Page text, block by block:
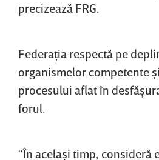
precizează FRG.
Federaţia respectă pe
organismelor competente
procesului aflat în
forul.
“În acelaşi timp, consideră